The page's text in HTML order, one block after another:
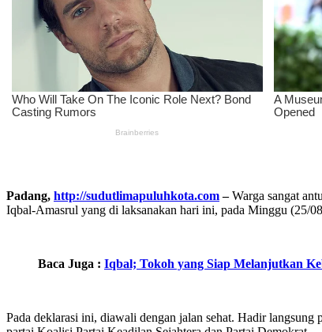
Padang, http://sudutlimapuluhkota.com–Warga sangat
Iqbal-Amasrul yang di laksanakan hari ini, pada Minggu (25/
Baca Juga : Iqbal; Tokoh yang Siap Melanjutkan
Pada deklarasi ini, diawali dengan jalan sehat. Hadir